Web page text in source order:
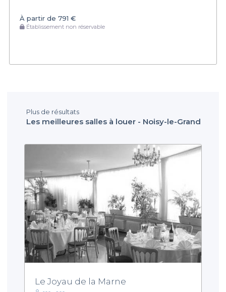
À partir de 791 €
Établissement non réservable
Plus de résultats
Les meilleures salles à louer - Noisy-le-Grand
Le Joyau de la Marne